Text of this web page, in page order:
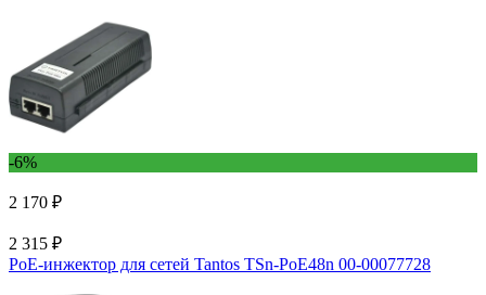
-6%
2 170 ₽
2 315 ₽
PoE-инжектор для сетей Tantos TSn-PoE48n 00-00077728